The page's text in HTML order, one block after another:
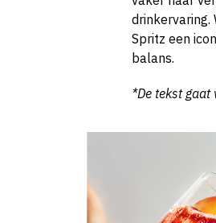
drinkervaring.
Spritz een
balans.
*De tekst gaat